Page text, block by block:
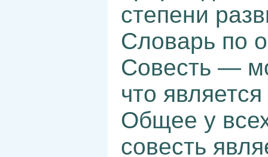
степени
Словарь по
Совесть —
что
Общее у
совесть